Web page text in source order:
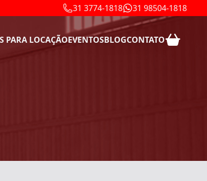
31 3774-1818 31 98504-1818
PARA LOCAÇÃOEVENTOSBLOGCONTATO